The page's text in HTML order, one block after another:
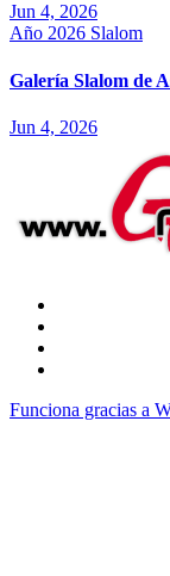
Jun 4, 2026
Año 2026 Slalom
Galería Slalom de
Jun 4, 2026
Funciona gracias a